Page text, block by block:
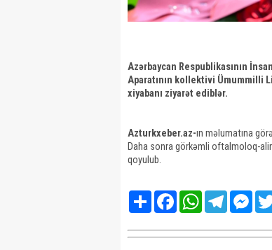
Azərbaycan Respublikasının
Aparatının kollektivi Ümummilli
xiyabanı ziyarət ediblər.
Azturkxeber.az-ın məlumatına
Daha sonra görkəmli oftalmoloq-
qoyulub.
Share FacebookWhatsAppTelegram